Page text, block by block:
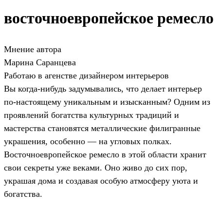
восточноевропейское ремесло
Мнение автора
Марина Саранцева
Работаю в агенстве дизайнером интерьеров
Вы когда-нибудь задумывались, что делает интерьер
по-настоящему уникальным и изысканным? Одним из
проявлений богатства культурных традиций и
мастерства становятся металлические филигранные
украшения, особенно — на угловых полках.
Восточноевропейское ремесло в этой области хранит
свои секреты уже веками. Оно живо до сих пор,
украшая дома и создавая особую атмосферу уюта и
богатства.